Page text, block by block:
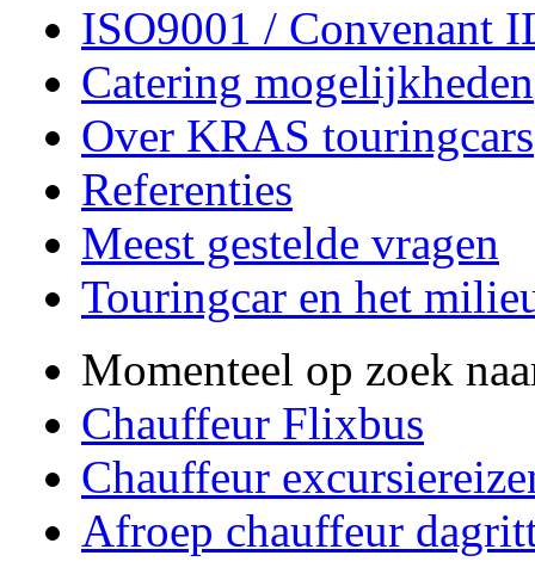
ISO9001 / Convenant
Catering mogelijkheden
Over KRAS touringcars
Referenties
Meest gestelde vragen
Touringcar en het
Momenteel op zoek
Chauffeur Flixbus
Chauffeur
Afroep chauffeur